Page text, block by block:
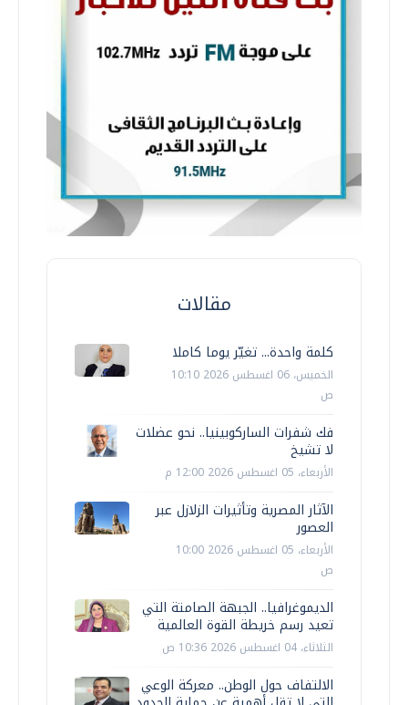
مقالات
كلمة واحدة... تغيّر يوما كاملا
الخميس، 06 اغسطس 2026 10:10
ص
فك شفرات الساركوبينيا.. نحو عضلات
لا تشيخ
الأربعاء، 05 اغسطس 2026 12:00 م
الآثار المصرية وتأثيرات الزلازل عبر
العصور
الأربعاء، 05 اغسطس 2026 10:00
ص
الديموغرافيا.. الجبهة الصامتة التي
تعيد رسم خريطة القوة العالمية
الثلاثاء، 04 اغسطس 2026 10:36 ص
الالتفاف حول الوطن.. معركة الوعي